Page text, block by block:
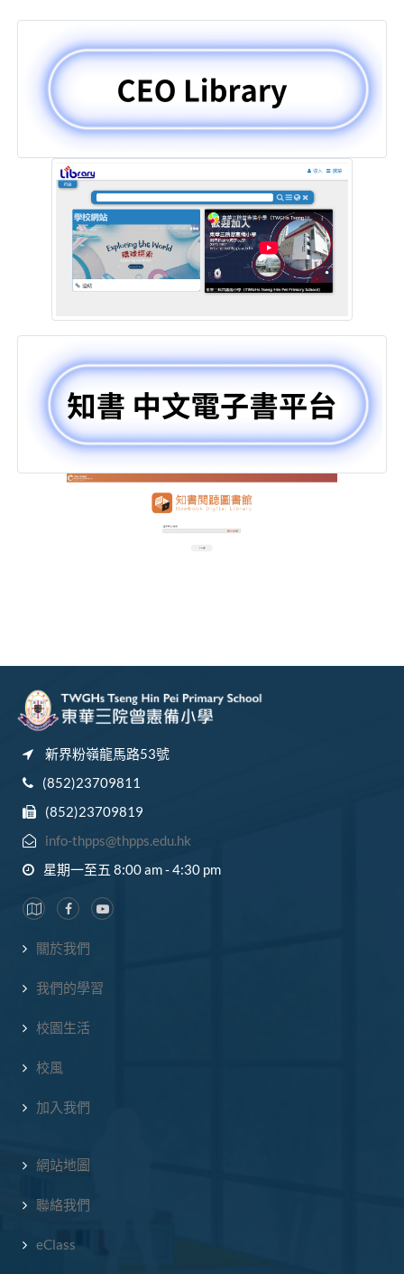
新界粉嶺龍馬路53號
(852)23709811
(852)23709819
info-thpps@thpps.edu.hk
星期一至五 8:00 am - 4:30 pm
關於我們
我們的學習
校園生活
校風
加入我們
網站地圖
聯絡我們
eClass